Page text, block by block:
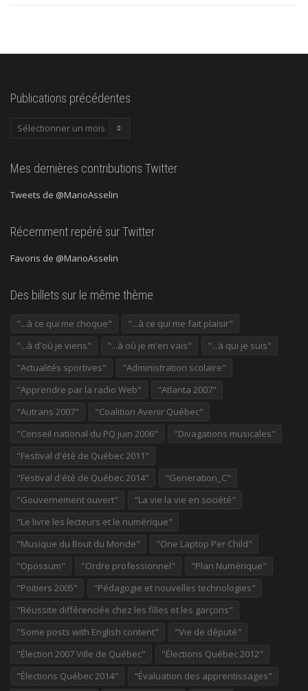
Publications précédentes
Publications
Mes dernières contributions Twitter
Tweets de @MarioAsselin
Récemment repéré sur Twitter
Favoris de @MarioAsselin
Des billets sur le même thème
"...à ce qui me choque"
"...à ce qui me fait plaisir"
"...à d'où je viens"
"...à où je m'en vais"
"...à qui je suis"
"Actualités sportives"
"Administration scolaire"
"Apprendre par la radio Web"
"Atlanta 2007"
"Autrans 2007"
"Coalition Avenir Québec"
"Conseil national du PQ juin 2006"
"Divagations musicales"
"Festival d'été de Québec 2011"
"Festival d'été de Québec 2014"
"Generation_C"
"Gouvernement ouvert"
"La vie la vie en société"
"Le livre les lecteurs et le numérique"
"Musique du Bout du Monde"
"One Laptop Per Child"
"Opossum"
"Ordre professionnel"
"Plan Numérique"
"Poitiers 2005"
"Pédagogie et nouvelles technologies"
"Réussite différenciée chez les filles et les garçons"
"Some posts with English content"
"Vie de député"
"Élection 2007 Ville de Québec"
"Élections Québec 2012"
"Élections Québec 2014"
"Évaluation des apprentissages"